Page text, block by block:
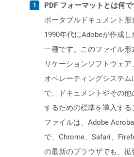
PDF フォーマットとは何で
ポータブルドキュメント形
1990年代にAdobeが作成
一種です。このファイル
リケーションソフトウェア
オペレーティングシステ
で、ドキュメントやその
するための標準を導入する
ファイルは、Adobe
で、Chrome、Safari、
の最新のブラウザでも、